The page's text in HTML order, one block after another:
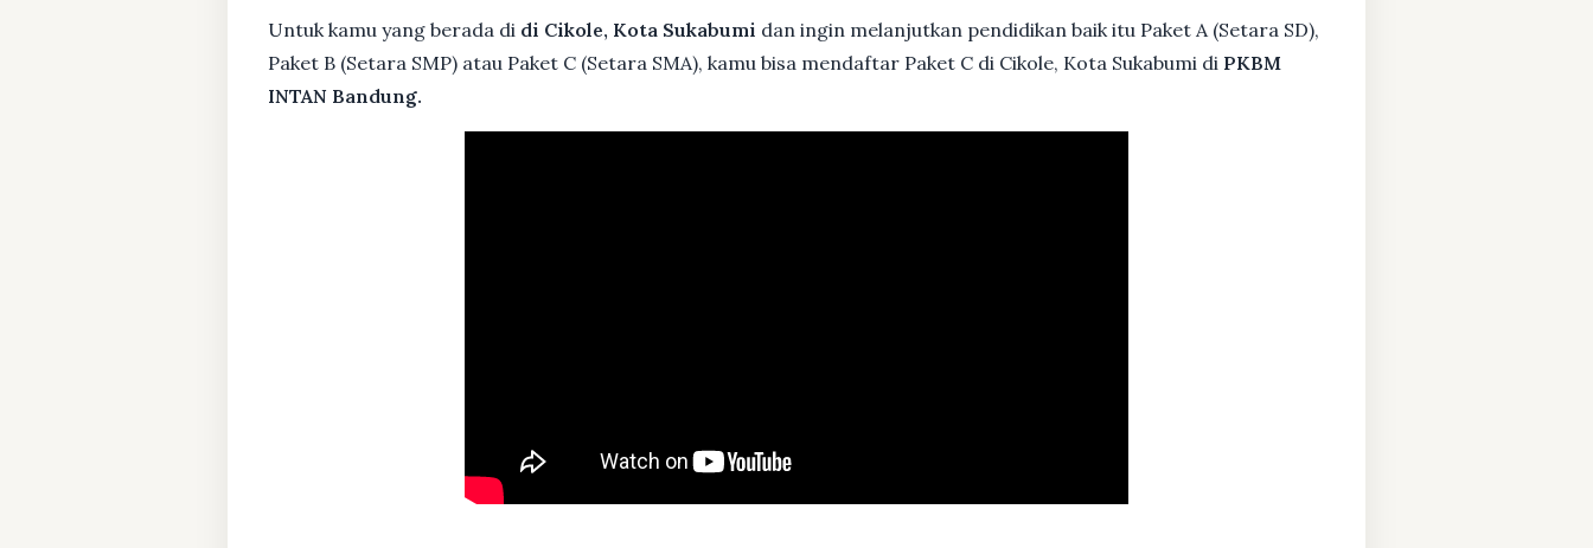
Untuk kamu yang berada di di Cikole, Kota Sukabumi dan ingin melanjutkan pendidikan baik itu Paket A (Setara SD),
Paket B (Setara SMP) atau Paket C (Setara SMA), kamu bisa mendaftar Paket C di Cikole, Kota Sukabumi di PKBM
INTAN Bandung.